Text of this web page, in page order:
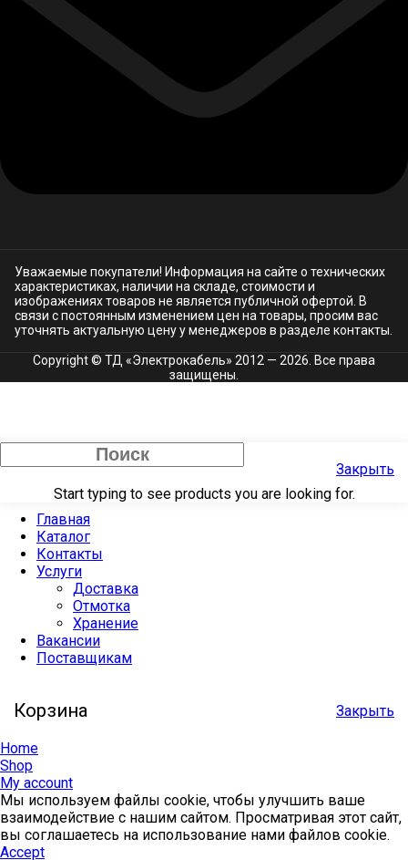
Уважаемые покупатели! Информация на сайте о технических
характеристиках, наличии на складе, стоимости и
изображениях товаров не является публичной офертой. В
связи с постоянным изменением цен на товары, просим вас
уточнять актуальную цену у менеджеров в разделе контакты.
Copyright © ТД «Электрокабель»​ 2012 — 2026. Все права
защищены.
Start typing to see products you are looking for.
Закрыть
Главная
Каталог
Контакты
Услуги
Доставка
Отмотка
Хранение
Вакансии
Поставщикам
Корзина Закрыть
Home
Shop
My account
Мы используем файлы cookie, чтобы улучшить ваше
взаимодействие с нашим сайтом. Просматривая этот сайт,
вы соглашаетесь на использование нами файлов cookie.
Accept